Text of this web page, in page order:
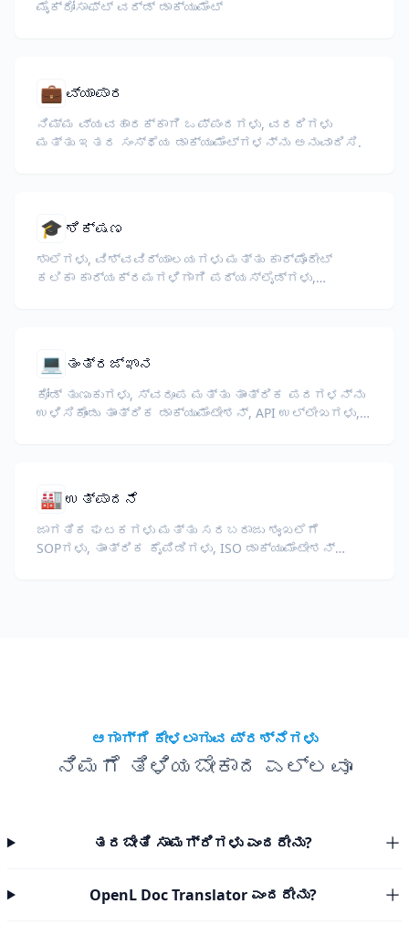
ಮೈಕ್ರೋಸಾಫ್ಟ್ ವರ್ಡ್ ಡಾಕ್ಯುಮೆಂಟ್
💼 ವ್ಯಾಪಾರ
ನಿಮ್ಮ ವ್ಯವಹಾರಕ್ಕಾಗಿ ಒಪ್ಪಂದಗಳು, ವರದಿಗಳು
ಮತ್ತು ಇತರ ಸಂಸ್ಥೆಯ ಡಾಕ್ಯುಮೆಂಟ್‌ಗಳನ್ನು ಅನುವಾದಿಸಿ.
🎓 ಶಿಕ್ಷಣ
ಶಾಲೆಗಳು, ವಿಶ್ವವಿದ್ಯಾಲಯಗಳು ಮತ್ತು ಕಾರ್ಪೊರೇಟ್
ಕಲಿಕಾ ಕಾರ್ಯಕ್ರಮಗಳಿಗಾಗಿ ಪಠ್ಯಸ್ಲೈಡ್ಗಳು,
💻 ತಂತ್ರಜ್ಞಾನ
ಕೋಡ್ ತುಣುಕುಗಳು, ಸ್ವರೂಪ ಮತ್ತು ತಾಂತ್ರಿಕ ಪದಗಳನ್ನು
ಉಳಿಸಿಕೊಂಡು ತಾಂತ್ರಿಕ ಡಾಕ್ಯುಮೆಂಟೇಶನ್, API ಉಲ್ಲೇಖಗಳು,
🏭ಉತ್ಪಾದನೆ
ಜಾಗತಿಕ ಘಟಕಗಳು ಮತ್ತು ಸರಬರಾಜು ಶೃಂಖಲೆಗೆ
SOPಗಳು, ತಾಂತ್ರಿಕ ಕೈಪಿಡಿಗಳು, ISO ಡಾಕ್ಯುಮೆಂಟೇಶನ್
ಆಗಾಗ್ಗೆ ಕೇಳಲಾಗುವ ಪ್ರಶ್ನೆಗಳು
ನಿಮಗೆ ತಿಳಿಯಬೇಕಾದ ಎಲ್ಲವೂ
ತರಬೇತಿ ಸಾಮಗ್ರಿಗಳು ಎಂದರೇನು?
OpenL Doc Translator ಎಂದರೇನು?